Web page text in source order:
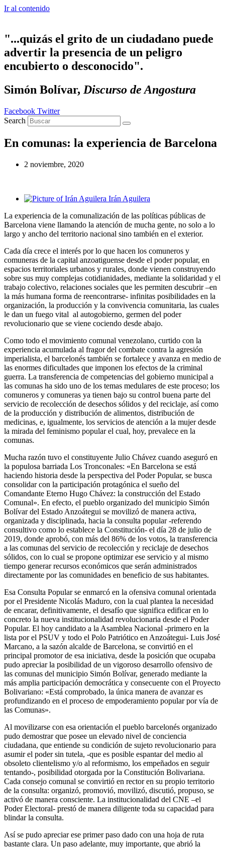
Ir al contenido
"...quizás el grito de un ciudadano puede
advertir la presencia de un peligro
encubierto o desconocido".
Simón Bolívar, Discurso de Angostura
Facebook Twitter
Search
En comunas: la experiencia de Barcelona
2 noviembre, 2020
Irán Aguilera
La experiencia de la comunalización de las políticas públicas de
Barcelona viene llamando la atención de mucha gente, no solo a lo
largo y ancho del territorio nacional sino también en el exterior.
Cada día crece el interés por lo que hacen los comuneros y
comuneras de la capital anzoatiguense desde el poder popular, en
espacios territoriales urbanos y rurales, donde vienen construyendo
sobre sus muy complejas cotidianidades, mediante la solidaridad y el
trabajo colectivo, relaciones sociales que les permiten descubrir –en
la más humana forma de reencontrarse- infinitas posibilidades en la
organización, la producción y la convivencia comunitaria, las cuales
le dan un fuego vital al autogobierno, germen del poder
revolucionario que se viene cociendo desde abajo.
Como todo el movimiento comunal venezolano, curtido con la
experiencia acumulada al fragor del combate contra la agresión
imperialista, el barcelonés también se fortalece y avanza en medio de
las enormes dificultades que imponen los efectos de la criminal
guerra. La transferencia de competencias del gobierno municipal a
las comunas ha sido uno de los temas medulares de este proceso; los
comuneros y comuneras ya tienen bajo su control buena parte del
servicio de recolección de desechos sólidos y del reciclaje, así como
de la producción y distribución de alimentos, distribución de
medicinas, e, igualmente, los servicios de atención a la mujer desde
la mirada del feminismo popular el cual, hoy, prevalece en la
comunas.
Mucha razón tuvo el constituyente Julio Chávez cuando aseguró en
la populosa barriada Los Tronconales: «En Barcelona se está
haciendo historia desde la perspectiva del Poder Popular, se busca
consolidar con la participación protagónica el sueño del
Comandante Eterno Hugo Chávez: la construcción del Estado
Comunal». En efecto, el pueblo organizado del municipio Simón
Bolívar del Estado Anzoátegui se movilizó de manera activa,
organizada y disciplinada, hacia la consulta popular -referendo
consultivo como lo establece la Constitución- el día 28 de julio de
2019, donde aprobó, con más del 86% de los votos, la transferencia
a las comunas del servicio de recolección y reciclaje de desechos
sólidos, con lo cual se propone optimizar ese servicio y al mismo
tiempo generar recursos económicos que serán administrados
directamente por las comunidades en beneficio de sus habitantes.
Esa Consulta Popular se enmarcó en la ofensiva comunal orientada
por el Presidente Nicolás Maduro, con la cual plantea la necesidad
de encarar, definitivamente, el desafío que significa edificar en lo
concreto la nueva institucionalidad revolucionaria desde el Poder
Popular. El hoy candidato a la Asamblea Nacional -primero en la
lista por el PSUV y todo el Polo Patriótico en Anzoátegui- Luis José
Marcano, a la sazón alcalde de Barcelona, se convirtió en el
principal promotor de esa iniciativa, desde la posición que ocupaba
pudo apreciar la posibilidad de un vigoroso desarrollo ofensivo de
las comunas del municipio Simón Bolívar, generado mediante la
más amplia participación democrática y consecuente con el Proyecto
Bolivariano: «Está comprobado, la única manera de avanzar es
profundizando en el proceso de empoderamiento popular por vía de
las Comunas».
Al movilizarse con esa orientación el pueblo barcelonés organizado
pudo demostrar que posee un elevado nivel de conciencia
ciudadana, que entiende su condición de sujeto revolucionario para
asumir el poder sin tutela, -que es posible espantar del medio al
obsoleto clientelismo y/o al reformismo, los empeñados en seguir
tentando-, posibilidad otorgada por la Constitución Bolivariana.
Cada consejo comunal se convirtió en rector en su propio territorio
de la consulta: organizó, promovió, movilizó, discutió, propuso, se
activó de manera consciente. La institucionalidad del CNE –el
Poder Electoral- prestó de manera diligente toda su capacidad para
blindar la consulta.
Así se pudo apreciar ese primer paso dado con una hoja de ruta
bastante clara. Un paso adelante, muy importante, que abrió la